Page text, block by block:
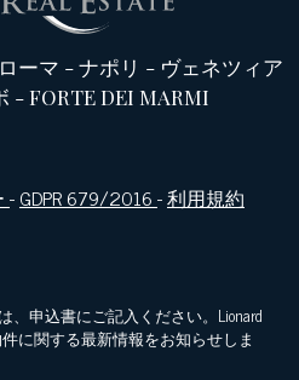
ローマ -ナポリ - ヴェネツィア
-FORTE DEI MARMI
-GDPR 679/2016-利用規約
申込書にご記入ください。Lionard
件に関する最新情報をお知らせしま